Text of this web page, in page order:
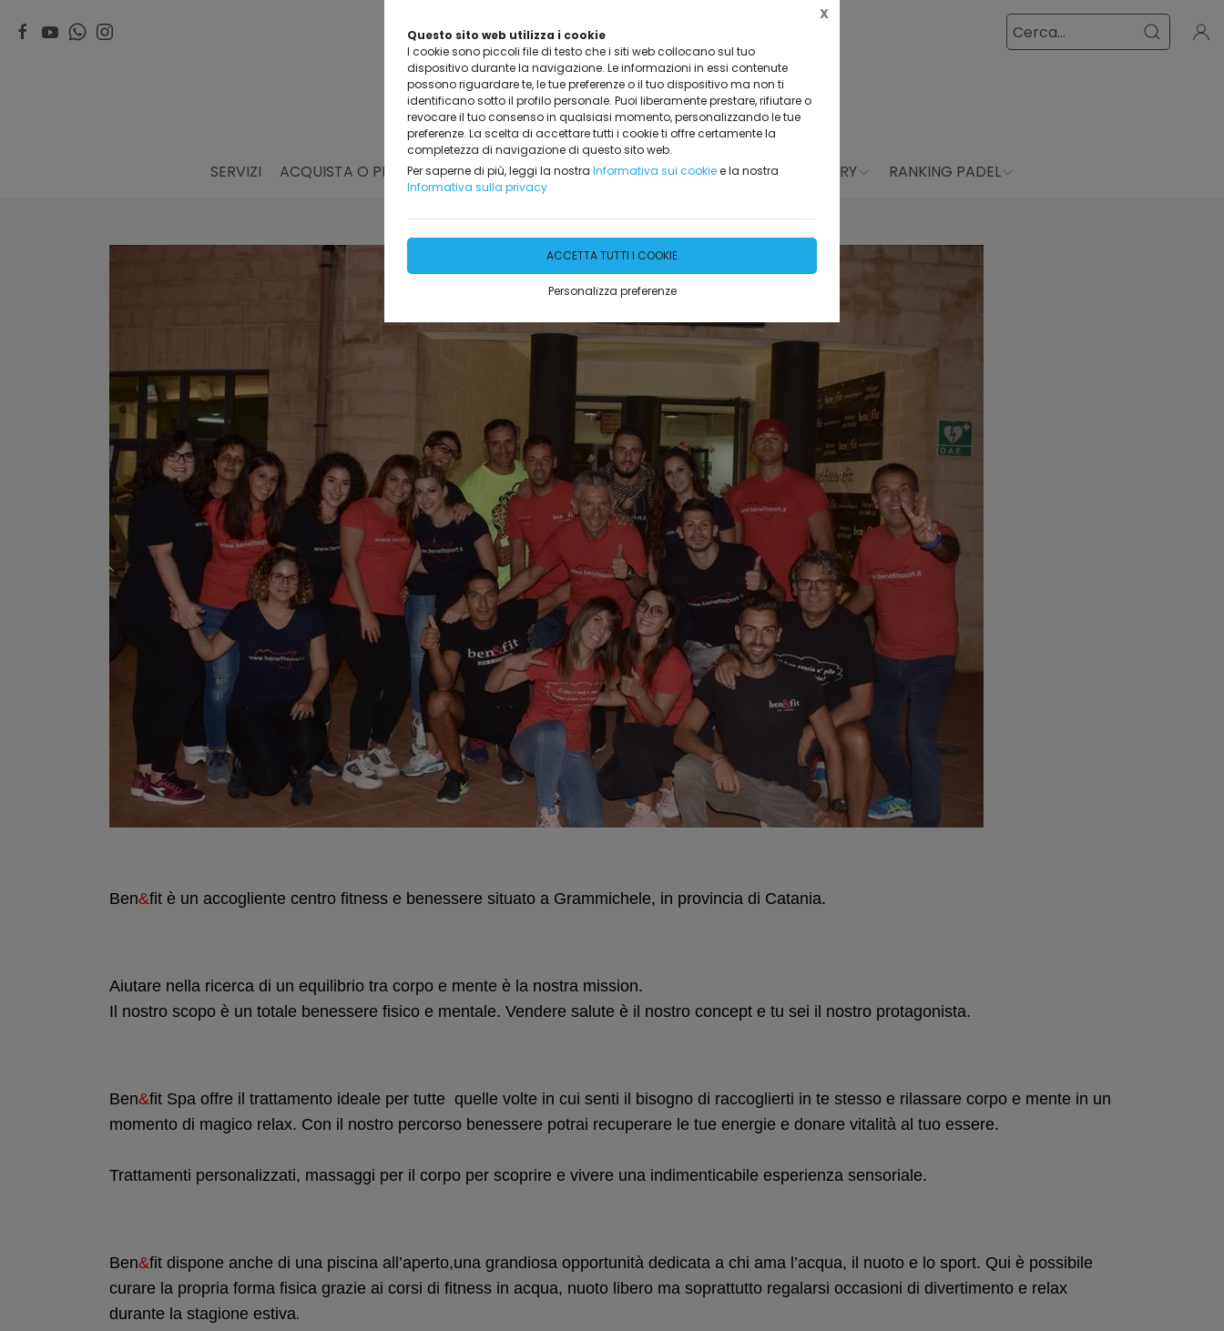
Questo sito web utilizza i cookie
I cookie sono piccoli file di testo che i siti web collocano sul tuo
dispositivo durante la navigazione. Le informazioni in essi contenute
possono riguardare te, le tue preferenze o il tuo dispositivo ma non ti
identificano sotto il profilo personale. Puoi liberamente prestare, rifiutare o
revocare il tuo consenso in qualsiasi momento, personalizzando le tue
preferenze. La scelta di accettare tutti i cookie ti offre certamente la
completezza di navigazione di questo sito web.
Per saperne di più, leggi la nostra Informativa sui cookiee la nostra
Informativa sulla privacy
ACCETTA TUTTI I COOKIE
Personalizza preferenze
X
SERVIZI ACQUISTA O PRENOTA DICONO DI NOI PROMO ED EVENTI INFO GALLERY RANKING PADEL
Ben&fit è un accogliente centro fitness e benessere situato a Grammichele, in provincia di Catania.
Aiutare nella ricerca di un equilibrio tra corpo e mente è la nostra mission.
Il nostro scopo è un totale benessere fisico e mentale. Vendere salute è il nostro concept e tu sei il nostro protagonista.​
Ben&fit Spa offre il trattamento ideale per tutte quelle volte in cui senti il bisogno di raccoglierti in te stesso e rilassare corpo e mente in un
momento di magico relax. Con il nostro percorso benessere potrai recuperare le tue energie e donare vitalità al tuo essere.
Trattamenti personalizzati, massaggi per il corpo per scoprire e vivere una indimenticabile esperienza sensoriale.
Ben&fit dispone anche di una piscina all’aperto,una grandiosa opportunità dedicata a chi ama l’acqua, il nuoto e lo sport. Qui è possibile
curare la propria forma fisica grazie ai corsi di fitness in acqua, nuoto libero ma soprattutto regalarsi occasioni di divertimento e relax
durante la stagione estiva.